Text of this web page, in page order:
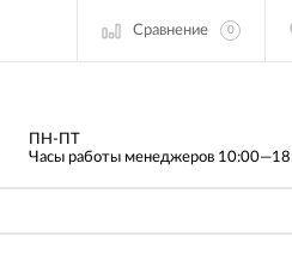
Сравнение 0
ПН-ПТ
Часы работы менеджеров